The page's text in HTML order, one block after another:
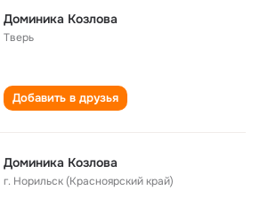
Доминика Козлова
Тверь
Добавить в друзья
Доминика Козлова
г. Норильск (Красноярский край)